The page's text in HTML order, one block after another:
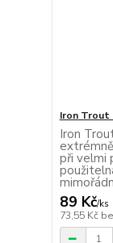
Iron Trout
Iron
při velmi
89 Kč/ks
73,55 Kč